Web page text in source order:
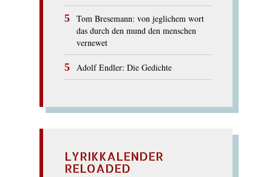
Tom Bresemann: von jeglichem wort
das durch den mund den menschen
vernewet
Adolf Endler: Die Gedichte
LYRIKKALENDER
RELOADED